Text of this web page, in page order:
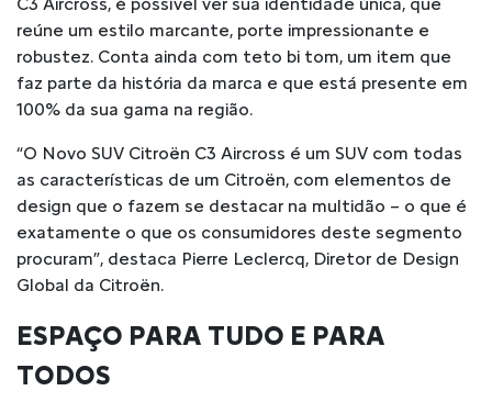
reúne um estilo marcante, porte impressionante e
robustez. Conta ainda com teto bi tom, um item que
faz parte da história da marca e que está presente em
100% da sua gama na região.
“O Novo SUV Citroën C3 Aircross é um SUV com todas
as características de um Citroën, com elementos de
design que o fazem se destacar na multidão – o que é
exatamente o que os consumidores deste segmento
procuram”, destaca Pierre Leclercq, Diretor de Design
Global da Citroën.
ESPAÇO PARA TUDO E PARA
TODOS